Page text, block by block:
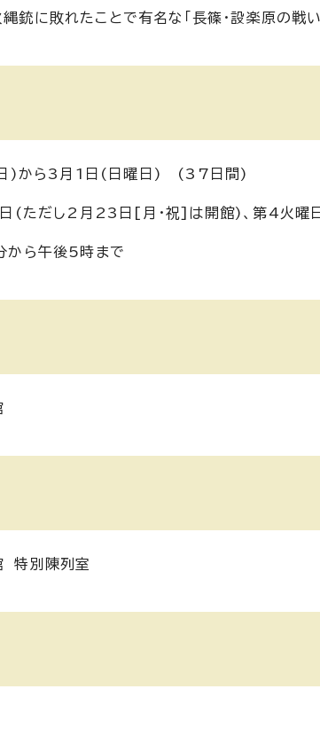
銃に敗れたことで有名な「長篠・設楽原の戦
)から3月1日(日曜日) (37日間)
日(ただし2月23日[月・祝]は開館)、第4火
ら午後5時まで
特別陳列室